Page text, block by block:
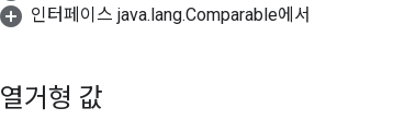
인터페이스 java.lang.Comparable에서
열거형 값